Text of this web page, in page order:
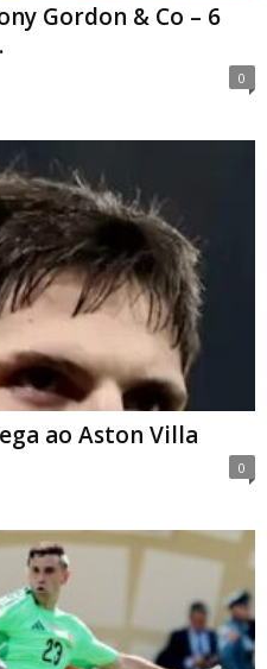
Gordon & Co – 6
0
ao Aston Villa
0